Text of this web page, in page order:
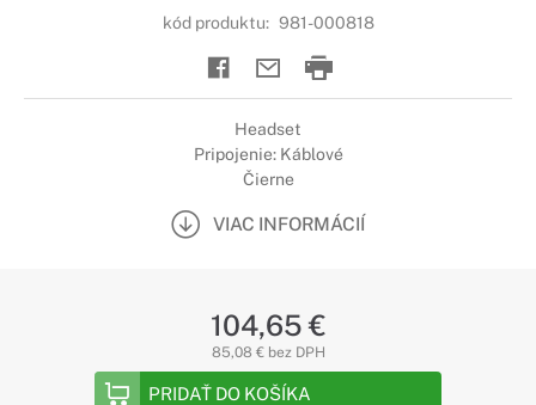
kód produktu: 981-000818
Headset
Pripojenie: Káblové
Čierne
VIAC INFORMÁCIÍ
104,65 €
85,08 € bez DPH
PRIDAŤ DO KOŠÍKA